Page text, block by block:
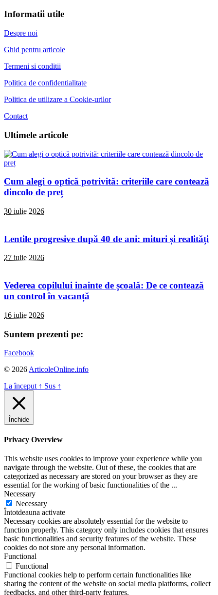
Informatii utile
Despre noi
Ghid pentru articole
Termeni si conditii
Politica de confidentialitate
Politica de utilizare a Cookie-urilor
Contact
Ultimele articole
Cum alegi o optică potrivită: criteriile care contează
dincolo de preț
30 iulie 2026
Lentile progresive după 40 de ani: mituri și realități
27 iulie 2026
Vederea copilului inainte de școală: De ce contează
un control în vacanță
16 iulie 2026
Suntem prezenti pe:
Facebook
© 2026 ArticoleOnline.info
La început ↑ Sus ↑
Închide
Privacy Overview
This website uses cookies to improve your experience while you
navigate through the website. Out of these, the cookies that are
categorized as necessary are stored on your browser as they are
essential for the working of basic functionalities of the ...
Necessary
Necessary
Întotdeauna activate
Necessary cookies are absolutely essential for the website to
function properly. This category only includes cookies that ensures
basic functionalities and security features of the website. These
cookies do not store any personal information.
Functional
Functional
Functional cookies help to perform certain functionalities like
sharing the content of the website on social media platforms, collect
feedbacks, and other third-party features.